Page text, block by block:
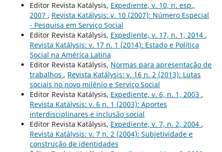
Editor Revista Katálysis, Expediente, v. 10, n. esp.,
2007 , Revista Katálysis: v. 10 (2007): Número Especial
- Pesquisa em Serviço Social
Editor Revista Katálysis, Expediente, v. 17, n. 1, 2014 ,
Revista Katálysis: v. 17 n. 1 (2014): Estado e Política
Social na América Latina
Editor Revista Katálysis, Normas para apresentação de
trabalhos , Revista Katálysis: v. 16 n. 2 (2013): Lutas
sociais no novo milênio e Serviço Social
Editor Revista Katálysis, Expediente, v. 6, n. 1, 2003 ,
Revista Katálysis: v. 6 n. 1 (2003): Aportes
interdisciplinares e inclusão social
Editor Revista Katálysis, Expediente, v. 7, n. 2, 2004 ,
Revista Katálysis: v. 7 n. 2 (2004): Subjetividade e
construção de identidades